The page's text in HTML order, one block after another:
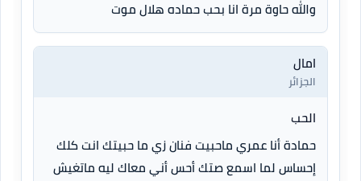
والله حاوة مرة انا بحب حماده هلال موت
امال
الجزائر
الحب
حمادة أنا عمري ماحبيت فنان زي ما حبيتك انت كلك
إحساس لما اسمع صتك أحس أني معاك ليه ماتغيش